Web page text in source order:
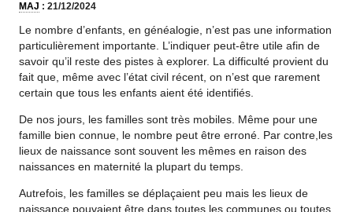
MAJ : 21/12/2024
Le nombre d’enfants, en généalogie, n’est pas une information
particulièrement importante. L’indiquer peut-être utile afin de
savoir qu’il reste des pistes à explorer. La difficulté provient du
fait que, même avec l’état civil récent, on n’est que rarement
certain que tous les enfants aient été identifiés.
De nos jours, les familles sont très mobiles. Même pour une
famille bien connue, le nombre peut être erroné. Par contre,les
lieux de naissance sont souvent les mêmes en raison des
naissances en maternité la plupart du temps.
Autrefois, les familles se déplaçaient peu mais les lieux de
naissance pouvaient être dans toutes les communes ou toutes